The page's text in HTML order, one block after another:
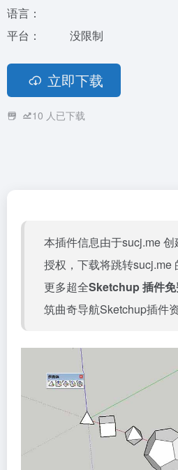
语言：
平台：
没限制
立即下载
10 人已下载
本插件信息由于sucj.me
授权，下载将跳转sucj.me
更多超全Sketchup 插件
筑曲奇导航Sketchup插件